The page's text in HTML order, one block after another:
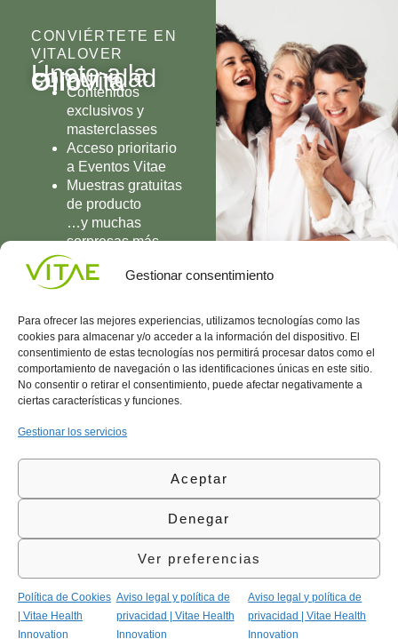
Gestionar consentimiento
Para ofrecer las mejores experiencias, utilizamos tecnologías como las
cookies para almacenar y/o acceder a la información del dispositivo. El
consentimiento de estas tecnologías nos permitirá procesar datos como el
comportamiento de navegación o las identificaciones únicas en este sitio.
No consentir o retirar el consentimiento, puede afectar negativamente a
ciertas características y funciones.
Gestionar los servicios
Aceptar
Denegar
Ver preferencias
Política de Cookies
| Vitae Health
Innovation
Aviso legal y política de
privacidad | Vitae Health
Innovation
Aviso legal y política de
privacidad | Vitae Health
Innovation
CONVIÉRTETE EN
VITALOVER
Únete a la
comunidad
OlioVita
Contenidos
exclusivos y
masterclasses
Acceso prioritario
a Eventos Vitae
Muestras gratuitas
de producto
…y muchas
sorpresas más
UNIRME
Conocenos
Vitae
l
Área
Política
de
Política
Calidad
(+34)
935
©Vitae Health Innovation S.L. Todos los derechos